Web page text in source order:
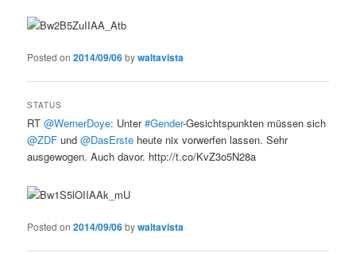
Posted on2014/09/06bywaltavista
STATUS
RT@WernerDoye: Unter#Gender-Gesichtspunkten müssen sich
@ZDF und@DasErste heute nix vorwerfen lassen. Sehr
ausgewogen. Auch davor. http://t.co/KvZ3o5N28a
Posted on2014/09/06bywaltavista